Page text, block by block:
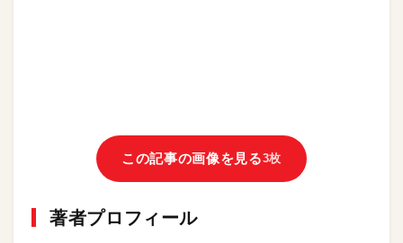
この記事の画像を見る3枚
著者プロフィール